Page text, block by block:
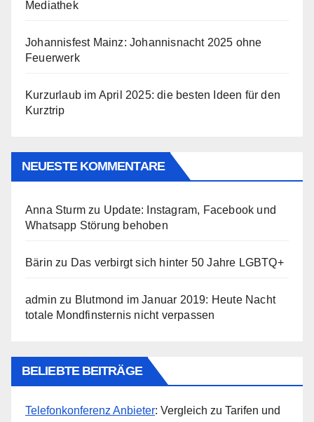
Mediathek
Johannisfest Mainz: Johannisnacht 2025 ohne
Feuerwerk
Kurzurlaub im April 2025: die besten Ideen für den
Kurztrip
NEUESTE KOMMENTARE
Anna Sturm zu Update: Instagram, Facebook und
Whatsapp Störung behoben
Bärin zu Das verbirgt sich hinter 50 Jahre LGBTQ+
admin zu Blutmond im Januar 2019: Heute Nacht
totale Mondfinsternis nicht verpassen
BELIEBTE BEITRÄGE
Telefonkonferenz Anbieter: Vergleich zu Tarifen und